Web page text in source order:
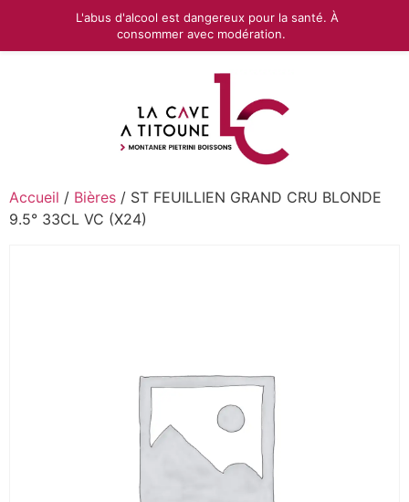
Accueil / Bières / ST FEUILLIEN GRAND CRU BLONDE
9.5° 33CL VC (X24)
L'abus d'alcool est dangereux pour la santé. À
consommer avec modération.